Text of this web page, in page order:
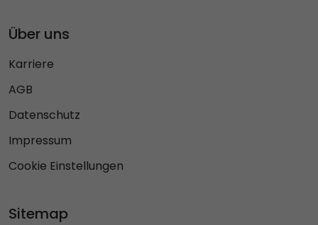
Über uns
Karriere
AGB
Datenschutz
Impressum
Cookie Einstellungen
Sitemap